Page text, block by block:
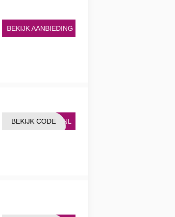
BEKIJK AANBIEDING
50NL
BEKIJK CODE